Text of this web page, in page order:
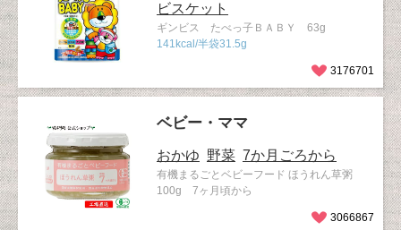
ビスケット
ギンビス たべっ子ＢＡＢＹ 63g
141kcal/半袋31.5g
3176701
ベビー・ママ
おかゆ 野菜 7か月ごろから
有機まるごとベビーフード ほうれん草粥
100g 7ヶ月頃から
3066867